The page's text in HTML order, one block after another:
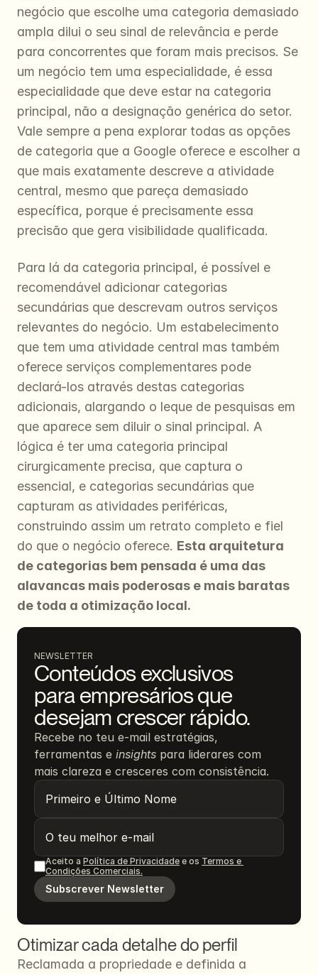
negócio que escolhe uma categoria demasiado
ampla dilui o seu sinal de relevância e perde
para concorrentes que foram mais precisos. Se
um negócio tem uma especialidade, é essa
especialidade que deve estar na categoria
principal, não a designação genérica do setor.
Vale sempre a pena explorar todas as opções
de categoria que a Google oferece e escolher a
que mais exatamente descreve a atividade
central, mesmo que pareça demasiado
específica, porque é precisamente essa
precisão que gera visibilidade qualificada.
Para lá da categoria principal, é possível e
recomendável adicionar categorias
secundárias que descrevam outros serviços
relevantes do negócio. Um estabelecimento
que tem uma atividade central mas também
oferece serviços complementares pode
declará-los através destas categorias
adicionais, alargando o leque de pesquisas em
que aparece sem diluir o sinal principal. A
lógica é ter uma categoria principal
cirurgicamente precisa, que captura o
essencial, e categorias secundárias que
capturam as atividades periféricas,
construindo assim um retrato completo e fiel
do que o negócio oferece. Esta arquitetura
de categorias bem pensada é uma das
alavancas mais poderosas e mais baratas
de toda a otimização local.
NEWSLETTER
Conteúdos exclusivos
para empresários que
desejam crescer rápido.
Recebe no teu e-mail estratégias,
ferramentas e insights para liderares com
mais clareza e cresceres com consistência.
Aceito a Política de Privacidade e os Termos e
Condições Comerciais.
Subscrever Newsletter
Otimizar cada detalhe do perfil
Reclamada a propriedade e definida a